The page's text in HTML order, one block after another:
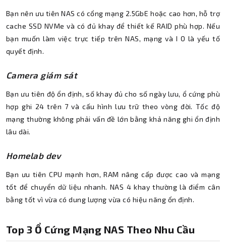
Bạn nên ưu tiên NAS có cổng mạng 2.5GbE hoặc cao hơn, hỗ trợ
cache SSD NVMe và có đủ khay để thiết kế RAID phù hợp. Nếu
bạn muốn làm việc trực tiếp trên NAS, mạng và I O là yếu tố
quyết định.
Camera giám sát
Bạn ưu tiên độ ổn định, số khay đủ cho số ngày lưu, ổ cứng phù
hợp ghi 24 trên 7 và cấu hình lưu trữ theo vòng đời. Tốc độ
mạng thường không phải vấn đề lớn bằng khả năng ghi ổn định
lâu dài.
Homelab dev
Bạn ưu tiên CPU mạnh hơn, RAM nâng cấp được cao và mạng
tốt để chuyển dữ liệu nhanh. NAS 4 khay thường là điểm cân
bằng tốt vì vừa có dung lượng vừa có hiệu năng ổn định.
Top 3 Ổ Cứng Mạng NAS Theo Nhu Cầu